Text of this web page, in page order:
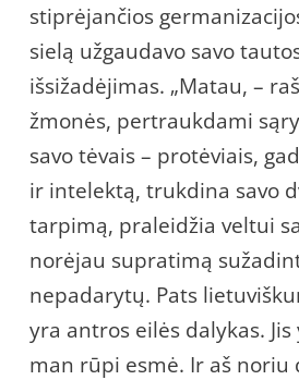
stiprėjančios
sielą užgaudavo savo
išsižadėjimas. „Matau, –
žmonės, pertraukdami
savo tėvais – protėviais,
ir intelektą, trukdina savo
tarpimą, praleidžia veltui
norėjau supratimą
nepadarytų. Pats
yra antros eilės dalykas.
man rūpi esmė. Ir aš noriu